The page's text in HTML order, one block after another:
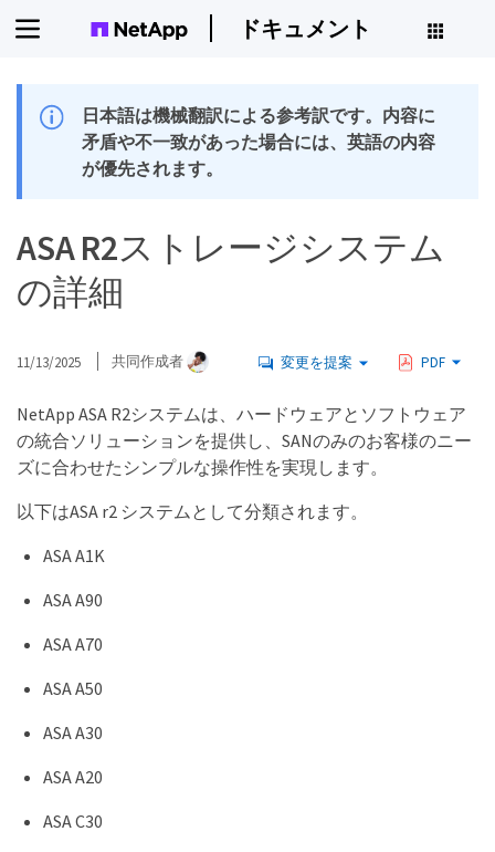
ドキュメント
日本語は機械翻訳による参考訳です。内容に
矛盾や不一致があった場合には、英語の内容
が優先されます。
ASA R2ストレージシステム
の詳細
11/13/2025 共同作成者 変更を提案 PDF
NetApp ASA R2システムは、ハードウェアとソフトウェア
の統合ソリューションを提供し、SANのみのお客様のニー
ズに合わせたシンプルな操作性を実現します。
以下はASA r2 システムとして分類されます。
ASA A1K
ASA A90
ASA A70
ASA A50
ASA A30
ASA A20
ASA C30